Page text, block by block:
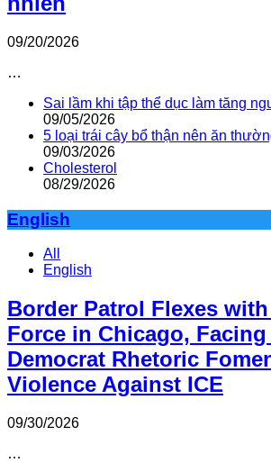
09/20/2026
…
Sai lầm khi tập thể dục làm tăng
09/05/2026
5 loại trái cây bổ thận nên ăn
09/03/2026
Cholesterol
08/29/2026
English
All
English
Border Patrol Flexes
Force in Chicago,
Democrat Rhetoric
Violence Against ICE
09/30/2026
…